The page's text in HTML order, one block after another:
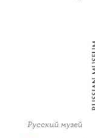
Русский музей